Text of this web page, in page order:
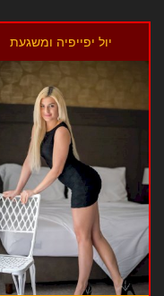
יול יפייפיה ומשגעת